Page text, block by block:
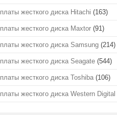
платы жесткого диска Hitachi (163)
платы жесткого диска Maxtor (91)
платы жесткого диска Samsung (214)
платы жесткого диска Seagate (544)
платы жесткого диска Toshiba (106)
платы жесткого диска Western Digital